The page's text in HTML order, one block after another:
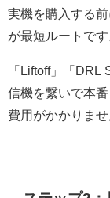
実機を購入する
が最短ルートです
「Liftoff」「DRL
信機を繋いで本
費用がかかりませ